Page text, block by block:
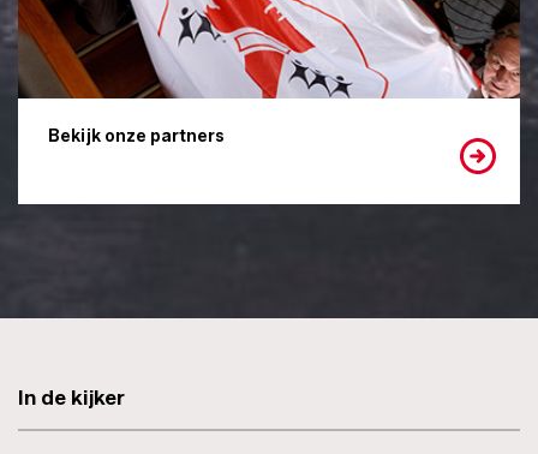
Bekijk onze partners
In de kijker